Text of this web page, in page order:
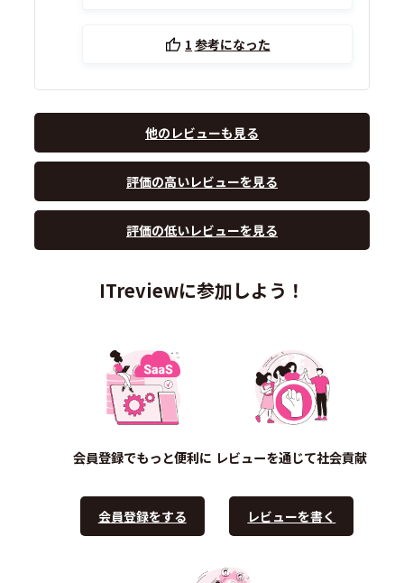
1 参考になった
他のレビューも見る
評価の高いレビューを見る
評価の低いレビューを見る
ITreviewに参加しよう！
会員登録でもっと便利に
会員登録をする
レビューを通じて社会貢献
レビューを書く